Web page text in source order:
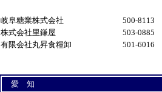
岐阜糖業株式会社
500-8113
株式会社里鎌屋
503-0885
有限会社丸昇食糧卸
501-6016
愛 知